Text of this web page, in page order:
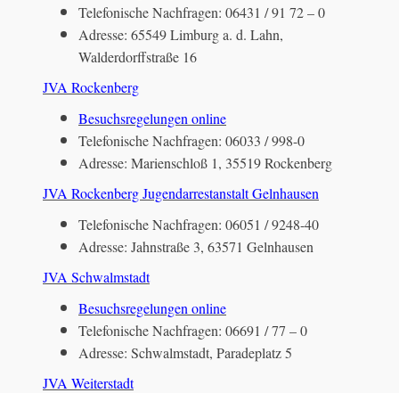
Telefonische Nachfragen: 06431 / 91 72 – 0
Adresse: 65549 Limburg a. d. Lahn,
Walderdorffstraße 16
JVA Rockenberg
Besuchsregelungen online
Telefonische Nachfragen: 06033 / 998-0
Adresse: Marienschloß 1, 35519 Rockenberg
JVA Rockenberg Jugendarrestanstalt Gelnhausen
Telefonische Nachfragen: 06051 / 9248-40
Adresse: Jahnstraße 3, 63571 Gelnhausen
JVA Schwalmstadt
Besuchsregelungen online
Telefonische Nachfragen: 06691 / 77 – 0
Adresse: Schwalmstadt, Paradeplatz 5
JVA Weiterstadt